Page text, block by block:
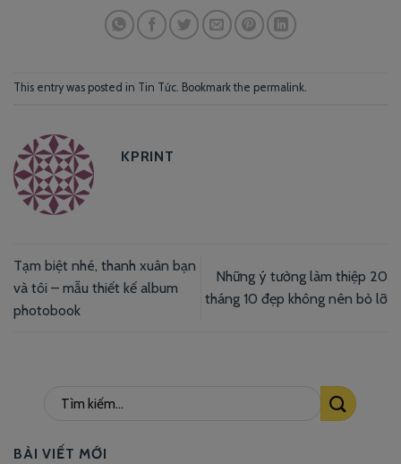
This entry was posted in Tin Tức. Bookmark the permalink.
KPRINT
Tạm biệt nhé, thanh xuân bạn
và tôi – mẫu thiết kế album
photobook
Những ý tưởng làm thiệp 20
tháng 10 đẹp không nên bỏ lỡ
BÀI VIẾT MỚI